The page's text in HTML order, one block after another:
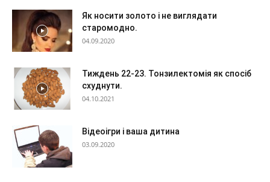
Як носити золото і не виглядати
старомодно.
04.09.2020
Тиждень 22-23. Тонзилектомія як спосіб
схуднути.
04.10.2021
Відеоігри і ваша дитина
03.09.2020